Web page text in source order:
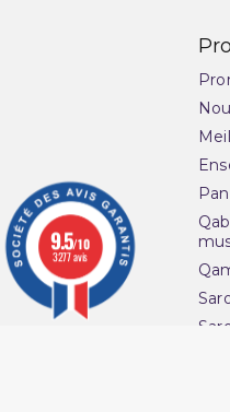
9.5/10
3277 avis